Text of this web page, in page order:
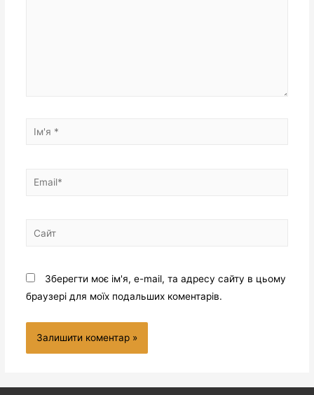
Зберегти моє ім'я, e-mail, та адресу сайту в цьому
браузері для моїх подальших коментарів.